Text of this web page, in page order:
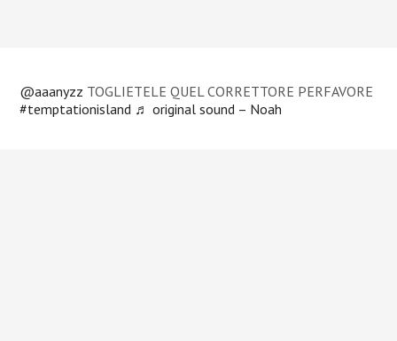
@aaanyzz TOGLIETELE QUEL CORRETTORE PERFAVORE
#temptationisland ♬ original sound – Noah